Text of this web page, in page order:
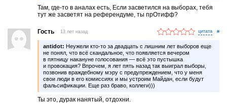
Там, где-то в аналах есть, Если засветился на выборах, тебя
тут же засветят на референдуме, ты прОтифф?
Гость 13 лет назад #
antidot: Неужели кто-то за двадцать с лишним лет выборов еще
не понял, что всё скандальное, что появляется вечером
в пятницу накануне голосования — всё это пустышка
и провокация? Впрочем, я лет пять назад так выиграл выборы,
позвонив враждебному мэру с предупреждением, что у меня
свои люди в его комиссиях и мы устроим Майдан, если будут
фальсификации. Еще раз браво, коллеги)))
Ты это, дурак нанятый, отдохни.